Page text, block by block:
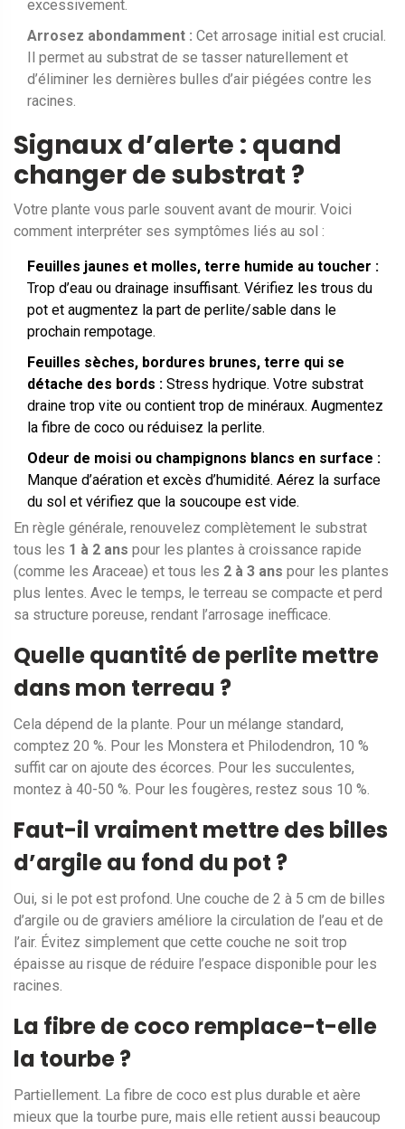
excessivement.
Arrosez abondamment : Cet arrosage initial est crucial.
Il permet au substrat de se tasser naturellement et
d’éliminer les dernières bulles d’air piégées contre les
racines.
Signaux d’alerte : quand
changer de substrat ?
Votre plante vous parle souvent avant de mourir. Voici
comment interpréter ses symptômes liés au sol :
Feuilles jaunes et molles, terre humide au toucher :
Trop d’eau ou drainage insuffisant. Vérifiez les trous du
pot et augmentez la part de perlite/sable dans le
prochain rempotage.
Feuilles sèches, bordures brunes, terre qui se
détache des bords : Stress hydrique. Votre substrat
draine trop vite ou contient trop de minéraux. Augmentez
la fibre de coco ou réduisez la perlite.
Odeur de moisi ou champignons blancs en surface :
Manque d’aération et excès d’humidité. Aérez la surface
du sol et vérifiez que la soucoupe est vide.
En règle générale, renouvelez complètement le substrat
tous les 1 à 2 ans pour les plantes à croissance rapide
(comme les Araceae) et tous les 2 à 3 ans pour les plantes
plus lentes. Avec le temps, le terreau se compacte et perd
sa structure poreuse, rendant l’arrosage inefficace.
Quelle quantité de perlite mettre
dans mon terreau ?
Cela dépend de la plante. Pour un mélange standard,
comptez 20 %. Pour les Monstera et Philodendron, 10 %
suffit car on ajoute des écorces. Pour les succulentes,
montez à 40-50 %. Pour les fougères, restez sous 10 %.
Faut-il vraiment mettre des billes
d’argile au fond du pot ?
Oui, si le pot est profond. Une couche de 2 à 5 cm de billes
d’argile ou de graviers améliore la circulation de l’eau et de
l’air. Évitez simplement que cette couche ne soit trop
épaisse au risque de réduire l’espace disponible pour les
racines.
La fibre de coco remplace-t-elle
la tourbe ?
Partiellement. La fibre de coco est plus durable et aère
mieux que la tourbe pure, mais elle retient aussi beaucoup